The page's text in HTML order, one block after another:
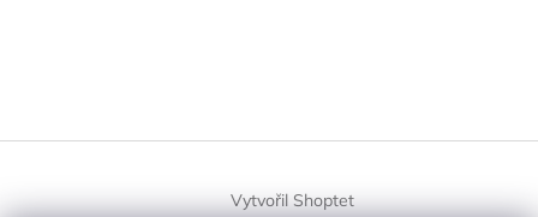
Vytvořil Shoptet